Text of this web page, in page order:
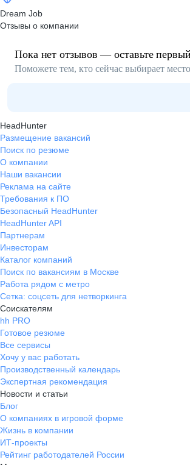
Dream Job
Отзывы о компании
Пока нет отзывов — оставьте
Поможете тем, кто сейчас выбирает
HeadHunter
Размещение вакансий
Поиск по резюме
О компании
Наши вакансии
Реклама на сайте
Требования к ПО
Безопасный HeadHunter
HeadHunter API
Партнерам
Инвесторам
Каталог компаний
Поиск по вакансиям в Москве
Работа рядом с метро
Сетка: соцсеть для нетворкинга
Соискателям
hh PRO
Готовое резюме
Все сервисы
Хочу у вас работать
Производственный календарь
Экспертная рекомендация
Новости и статьи
Блог
О компаниях в игровой форме
Жизнь в компании
ИТ-проекты
Рейтинг работодателей России